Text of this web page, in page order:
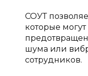
СОУТ
которые
шума или
сотрудников.